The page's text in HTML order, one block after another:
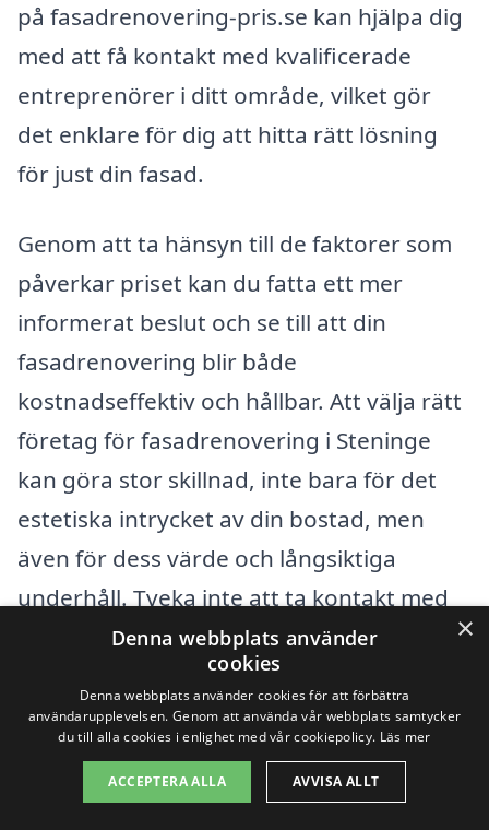
på fasadrenovering-pris.se kan hjälpa dig
med att få kontakt med kvalificerade
entreprenörer i ditt område, vilket gör
det enklare för dig att hitta rätt lösning
för just din fasad.
Genom att ta hänsyn till de faktorer som
påverkar priset kan du fatta ett mer
informerat beslut och se till att din
fasadrenovering blir både
kostnadseffektiv och hållbar. Att välja rätt
företag för fasadrenovering i Steninge
kan göra stor skillnad, inte bara för det
estetiska intrycket av din bostad, men
även för dess värde och långsiktiga
underhåll. Tveka inte att ta kontakt med
lokala experter för att diskutera dina
behov och få offerter som passar din
budget.
Få 3 erbjudanden, gratis och utan
×
Denna webbplats använder
cookies
Denna webbplats använder cookies för att förbättra
användarupplevelsen. Genom att använda vår webbplats samtycker
du till alla cookies i enlighet med vår cookiepolicy. Läs mer
ACCEPTERA ALLA AVVISA ALLT